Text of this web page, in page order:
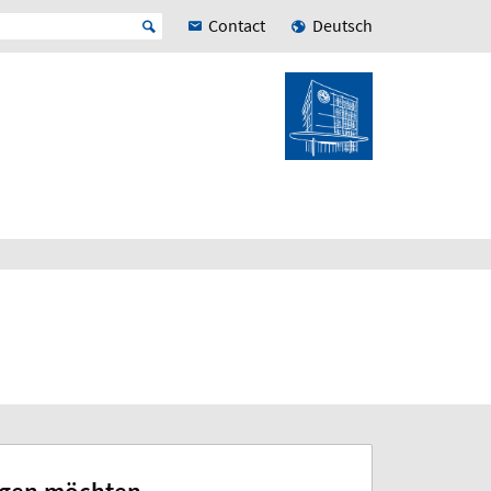
Contact Deutsch